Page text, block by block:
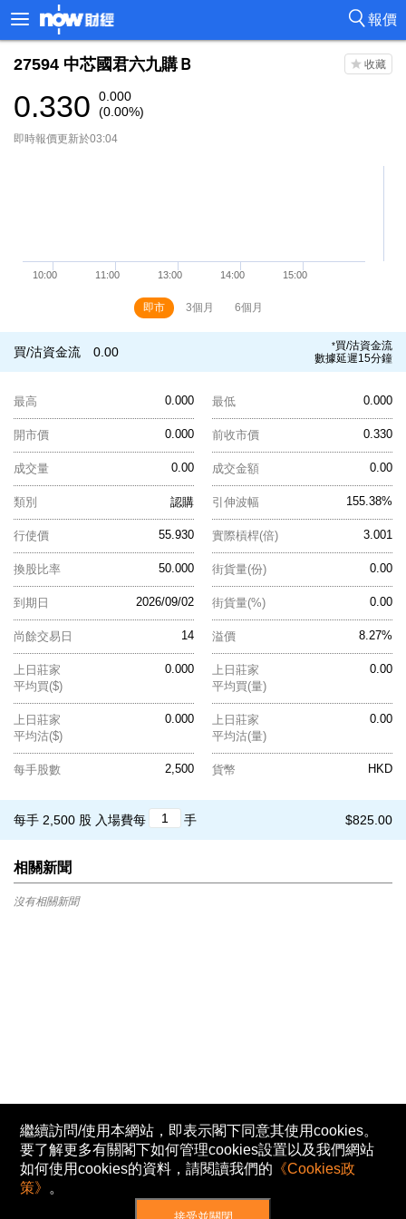
報價
27594 中芯國君六九購Ｂ
0.330
0.000
(0.00%)
即時報價更新於03:04
即市 3個月 6個月
買/沽資金流 0.00 *買/沽資金流
數據延遲15分鐘
0.000
最高 0.000
最低
0.000
開市價 0.330
前收市價
0.00
成交量 0.00
成交金額
認購
類別 155.38%
引伸波幅
55.930
行使價 3.001
實際槓桿(倍)
50.000
換股比率 0.00
街貨量(份)
2026/09/02
到期日 0.00
街貨量(%)
14
尚餘交易日 8.27%
溢價
0.000
上日莊家
平均買($)
0.00
上日莊家
平均買(量)
0.000
上日莊家
平均沽($)
0.00
上日莊家
平均沽(量)
2,500
每手股數 HKD
貨幣
$825.00
每手 2,500 股 入場費每 手
相關新聞
沒有相關新聞
繼續訪問/使用本網站，即表示閣下同意其使用cookies。
要了解更多有關閣下如何管理cookies設置以及我們網站
如何使用cookies的資料，請閱讀我們的 《Cookies政
策》 。